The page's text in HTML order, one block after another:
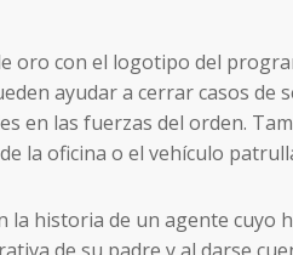
oro con el logotipo del
ayudar a cerrar casos de
en las fuerzas del orden.
la oficina o el vehículo
la historia de un agente cuyo